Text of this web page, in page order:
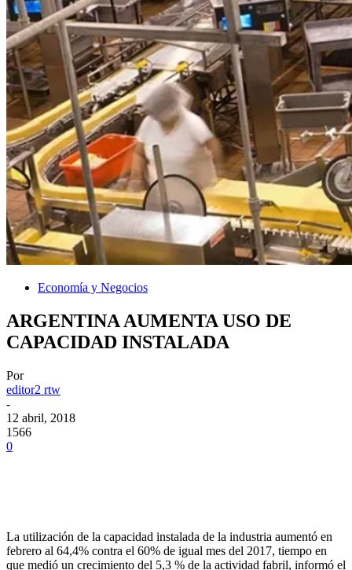
Economía y Negocios
ARGENTINA AUMENTA USO DE
CAPACIDAD INSTALADA
Por
editor2 rtw
-
12 abril, 2018
1566
0
La utilización de la capacidad instalada de la industria aumentó en
febrero al 64,4% contra el 60% de igual mes del 2017, tiempo en
que medió un crecimiento del 5,3 % de la actividad fabril, informó el